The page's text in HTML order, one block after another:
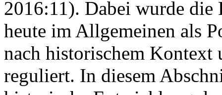
2016:11). Dabei wurde
heute im Allgemeinen als
nach historischem
reguliert. In diesem